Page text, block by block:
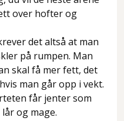
over hofter og
det altså at man
på rumpen. Man
skal få mer fett, det
man går opp i vekt.
får jenter som
og mage.